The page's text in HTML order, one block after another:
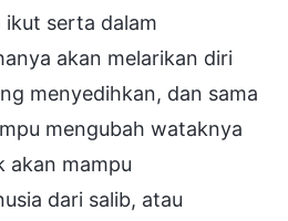
ikut serta dalam
akan melarikan diri
menyedihkan, dan sama
mengubah wataknya
akan mampu
dari salib, atau